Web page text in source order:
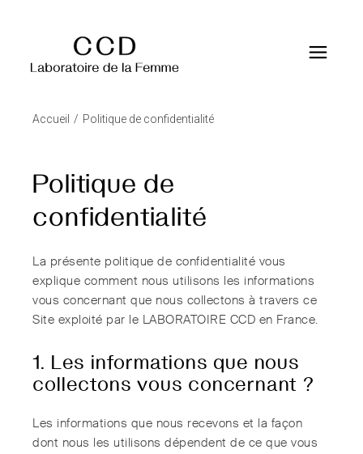
Accueil Politique de confidentialité
Politique de
confidentialité
La présente politique de confidentialité vous
explique comment nous utilisons les informations
vous concernant que nous collectons à travers ce
Site exploité par le LABORATOIRE CCD en France.
1. Les informations que nous
collectons vous concernant ?
Les informations que nous recevons et la façon
dont nous les utilisons dépendent de ce que vous